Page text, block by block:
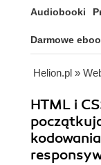
Audiobooki
Darmowe
Helion.pl »
HTML i